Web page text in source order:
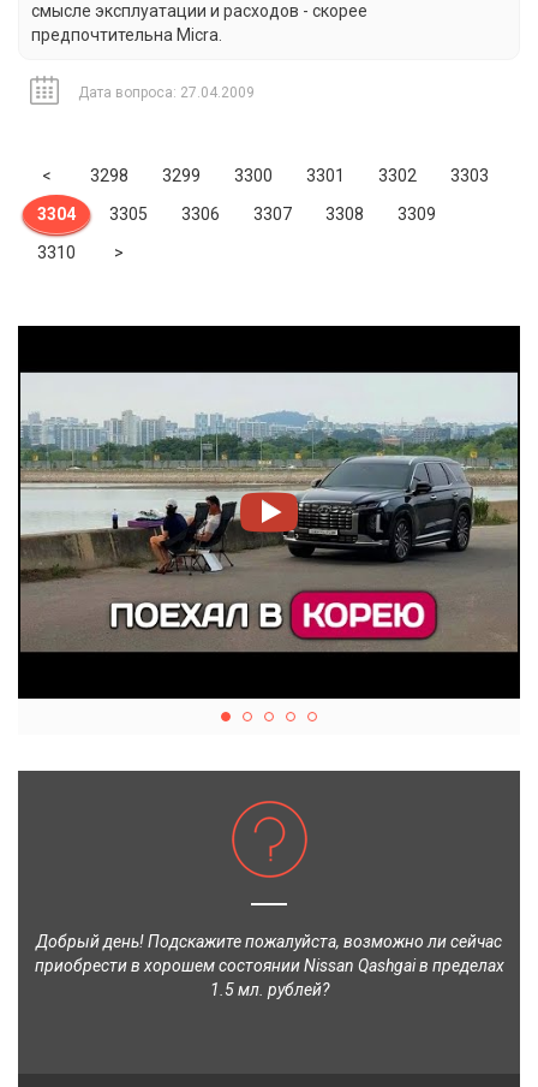
смысле эксплуатации и расходов - скорее
предпочтительна Micra.
Дата вопроса: 27.04.2009
< Previous
3298 3299 3300 3301 3302
3303
3304
3305 3306 3307 3308
3309
3310
>
Добрый день! Подскажите пожалуйста, возможно ли сейчас
приобрести в хорошем состоянии Nissan Qashgai в пределах
1.5 мл. рублей?